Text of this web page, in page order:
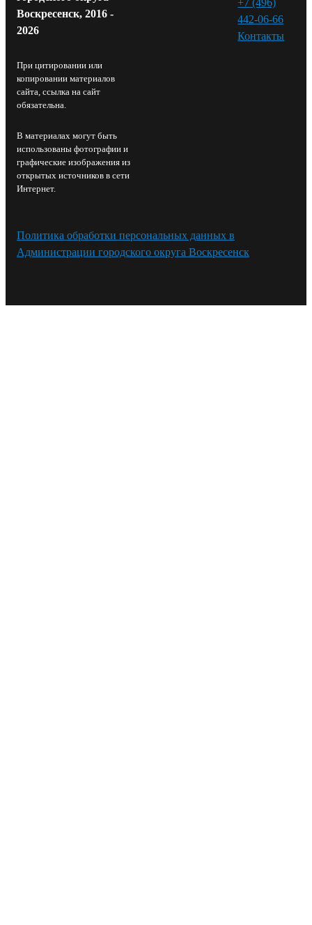
Воскресенск, 2016 -
2026
При цитировании или
копировании материалов
сайта, ссылка на сайт
обязательна.
В материалах могут быть
использованы фотографии и
графические изображения из
открытых источников в сети
Интернет.
442-06-66
Контакты⁠
Политика обработки персональных данных в
Администрации городского округа Воскресенск